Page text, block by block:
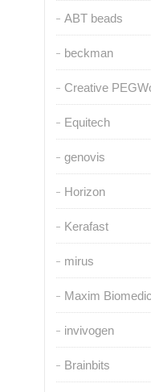
ABT beads
beckman
Creative
Equitech
genovis
Horizon
Kerafast
mirus
Maxim
invivogen
Brainbits